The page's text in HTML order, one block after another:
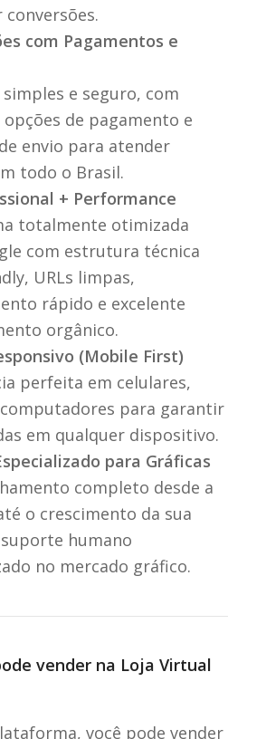
com Pagamentos e
e seguro, com
de pagamento e
envio para atender
todo o Brasil.
+ Performance
totalmente otimizada
com estrutura técnica
URLs limpas,
rápido e excelente
orgânico.
(Mobile First)
perfeita em celulares,
para garantir
em qualquer dispositivo.
para Gráficas
completo desde a
o crescimento da sua
humano
no mercado gráfico.
vender na Loja Virtual
você pode vender